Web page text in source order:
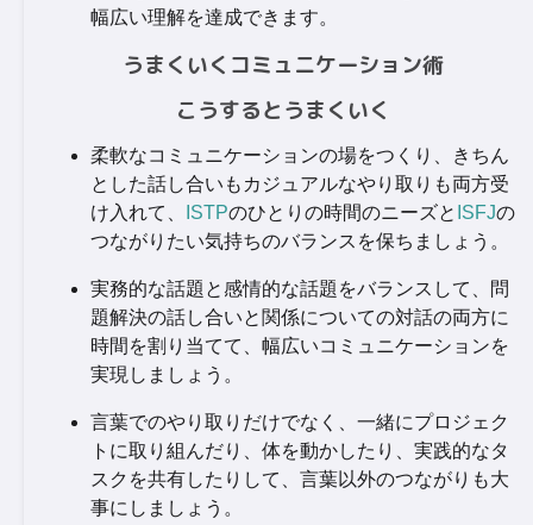
幅広い理解を達成できます。
うまくいくコミュニケーション術
こうするとうまくいく
柔軟なコミュニケーションの場をつくり、きちん
とした話し合いもカジュアルなやり取りも両方受
け入れて、
ISTPのひとりの時間のニーズと ISFJの
つながりたい気持ちのバランスを保ちましょう。
実務的な話題と感情的な話題をバランスして、問
題解決の話し合いと関係についての対話の両方に
時間を割り当てて、幅広いコミュニケーションを
実現しましょう。
言葉でのやり取りだけでなく、一緒にプロジェク
トに取り組んだり、体を動かしたり、実践的なタ
スクを共有したりして、言葉以外のつながりも大
事にしましょう。